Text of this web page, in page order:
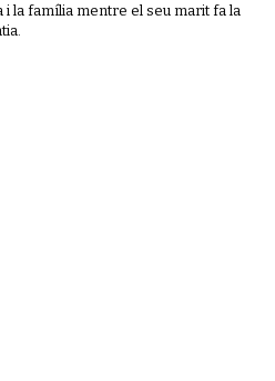
i la família mentre el seu marit fa la